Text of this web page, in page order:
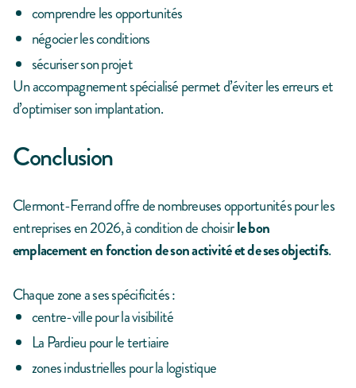
comprendre les opportunités
négocier les conditions
sécuriser son projet
Un accompagnement spécialisé permet d’éviter les erreurs et
d’optimiser son implantation.
Conclusion
Clermont-Ferrand offre de nombreuses opportunités pour les
entreprises en 2026, à condition de choisirle bon
emplacement en fonction de son activité et de ses objectifs.
Chaque zone a ses spécificités :
centre-ville pour la visibilité
La Pardieu pour le tertiaire
zones industrielles pour la logistique